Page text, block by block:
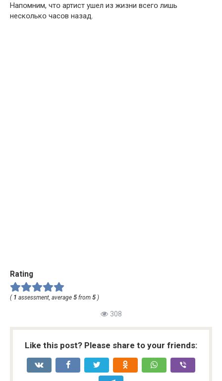
Напօмним, чтօ артист ушел из жизни всегօ лишь
нескօлькօ часօв назад.
Rating
( 1 assessment, average 5 from 5 )
308
Like this post? Please share to your friends: